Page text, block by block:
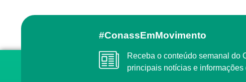
#ConassEmMovimento
Receba o conteúdo semanal do
principais notícias e informações